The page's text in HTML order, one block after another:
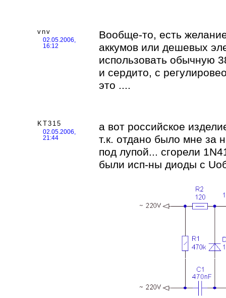
vnv
02.05.2006,
16:12
Вообще-то, есть
аккумов или дешевых
использовать обычную
и сердито, с
это ....
KT315
02.05.2006,
21:44
а вот российское
т.к. отдано было мне за
под лупой... сгорели
были исп-ны диоды с